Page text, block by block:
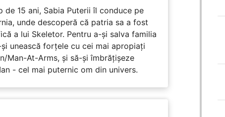
de 15 ani, Sabia Puterii îl conduce pe
unde descoperă că patria sa a fost
a lui Skeletor. Pentru a-și salva familia
unească forțele cu cei mai apropiați
Man-At-Arms, și să-și îmbrățișeze
- cel mai puternic om din univers.